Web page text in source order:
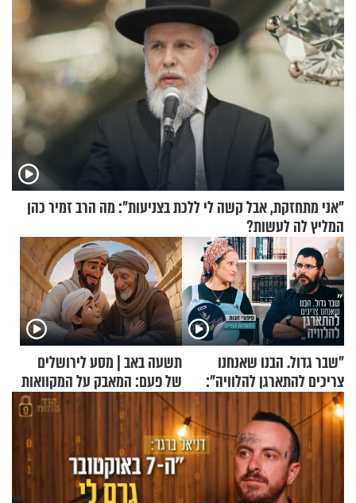
"אני מתחזקת, אבל קשה לי ללכת בצניעות": מה הרב זמיר כהן
המליץ לה לעשות?
"שבר גדול. הבנו שאנחנו
צריכים להתארגן להלוויה":
זוגיות במבחן, הפעם עם מרים
וגד דנינו
תשעה באב | מסע לירושלים
של פעם: המאבק על המקוואות